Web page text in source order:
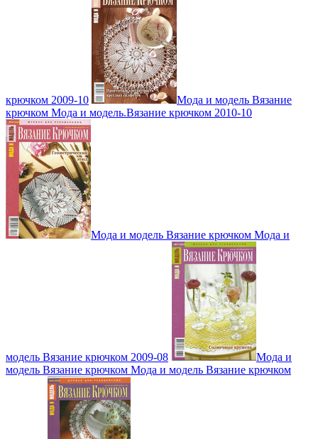
крючком 2009-10
Мода и модель Вязание
крючком Мода и модель.Вязание крючком 2010-10
Мода и модель Вязание крючком Мода и
модель Вязание крючком 2009-08
Мода и
модель Вязание крючком Мода и модель Вязание крючком